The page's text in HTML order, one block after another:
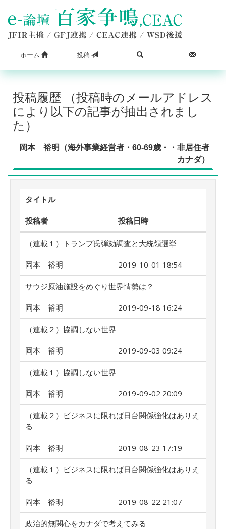
ホーム 投稿
投稿履歴 （投稿時のメールアドレス
により以下の記事が抽出されまし
た）
岡本 裕明（海外事業経営者・60-69歳・・非居住者
カナダ）
タイトル
投稿者 投稿日時
（連載１）トランプ氏弾劾調査と大統領選挙
岡本 裕明 2019-10-01 18:54
サウジ原油施設をめぐり世界情勢は？
岡本 裕明 2019-09-18 16:24
（連載２）協調しない世界
岡本 裕明 2019-09-03 09:24
（連載１）協調しない世界
岡本 裕明 2019-09-02 20:09
（連載２）ビジネスに限れば日台関係強化はありえ
る
岡本 裕明 2019-08-23 17:19
（連載１）ビジネスに限れば日台関係強化はありえ
る
岡本 裕明 2019-08-22 21:07
政治的無関心をカナダで考えてみる